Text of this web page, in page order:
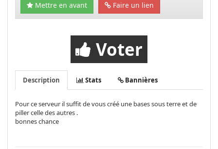
Mettre en avant
Faire un lien
Voter
Description Stats Bannières
Pour ce serveur il suffit de vous créé une bases sous terre et de
piller celle des autres .
bonnes chance